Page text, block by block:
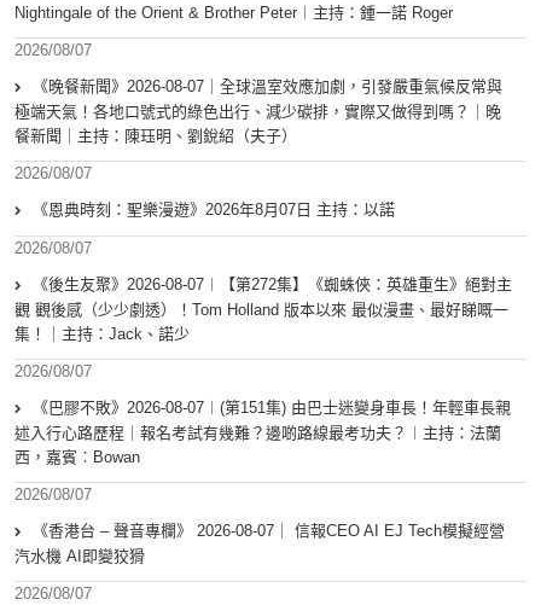
Nightingale of the Orient & Brother Peter︱主持：鍾一諾 Roger
2026/08/07
《晚餐新聞》2026-08-07｜全球溫室效應加劇，引發嚴重氣候反常與
極端天氣！各地口號式的綠色出行、減少碳排，實際又做得到嗎？｜晚
餐新聞｜主持：陳珏明、劉銳紹（夫子）
2026/08/07
《恩典時刻：聖樂漫遊》2026年8月07日 主持：以諾
2026/08/07
《後生友聚》2026-08-07︱【第272集】《蜘蛛俠：英雄重生》絕對主
觀 觀後感（少少劇透）！Tom Holland 版本以來 最似漫畫、最好睇嘅一
集！｜主持：Jack、諾少
2026/08/07
《巴膠不敗》2026-08-07︱(第151集) 由巴士迷變身車長！年輕車長親
述入行心路歷程｜報名考試有幾難？邊啲路線最考功夫？︱主持：法蘭
西，嘉賓︰Bowan
2026/08/07
《香港台 – 聲音專欄》 2026-08-07｜ 信報CEO AI EJ Tech模擬經營
汽水機 AI即變狡猾
2026/08/07